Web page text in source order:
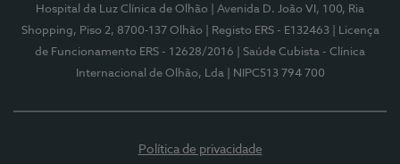
Hospital da Luz Clínica de Olhão
| Avenida D. João VI, 100, Ria
Shopping, Piso 2, 8700-137 Olhão
| Registo ERS - E132463
| Licença
de Funcionamento ERS - 12628/2016
| Saúde Cubista - Clínica
Internacional de Olhão, Lda
| NIPC513 794 700
Política de privacidade